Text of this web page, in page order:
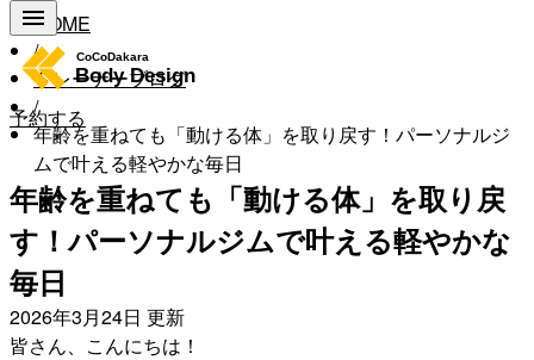
予約する
HOME
/
トレーナーブログ
/
年齢を重ねても「動ける体」を取り戻す！パーソナルジ
ムで叶える軽やかな毎日
年齢を重ねても「動ける体」を取り戻
す！パーソナルジムで叶える軽やかな
毎日
2026年3月24日 更新
皆さん、こんにちは！